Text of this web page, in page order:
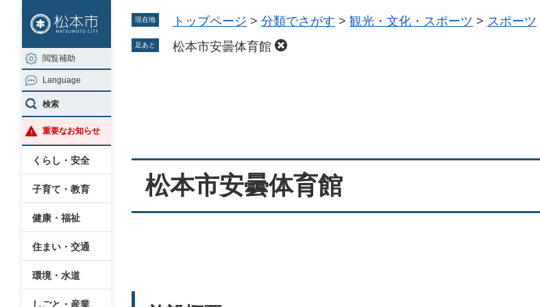
ジ
の
先
頭
で
す
ュ
ー
を
飛
ば
し
閲覧補助
Language
検索
重要なお知らせ
くらし・安全
子育て・教育
健康・福祉
住まい・交通
環境・水道
しごと・産業
現在地 トップページ > 分類でさがす > 観光・文化・スポーツ > スポーツ
足あと 松本市安曇体育館
松本市安曇体育館